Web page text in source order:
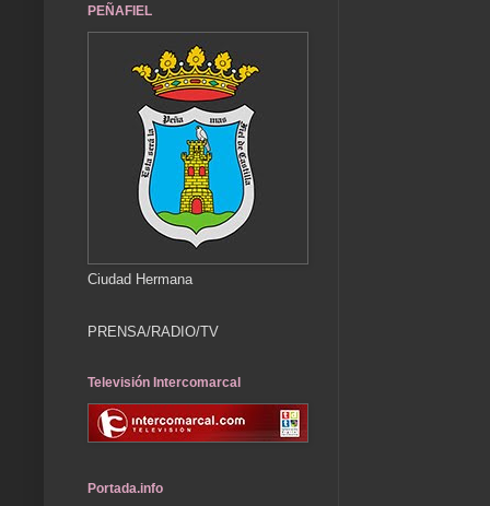
PEÑAFIEL
Ciudad Hermana
PRENSA/RADIO/TV
Televisión Intercomarcal
Portada.info